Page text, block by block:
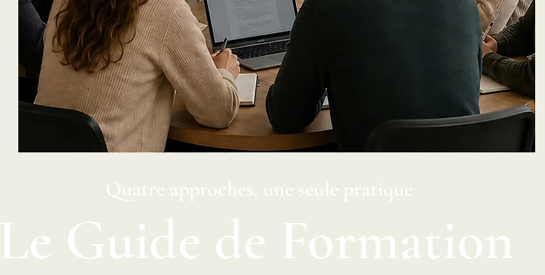
Quatre approches, une seule pratique
Le Guide de Formation